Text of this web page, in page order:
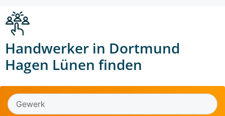
Handwerker in Dortmund
Hagen Lünen finden